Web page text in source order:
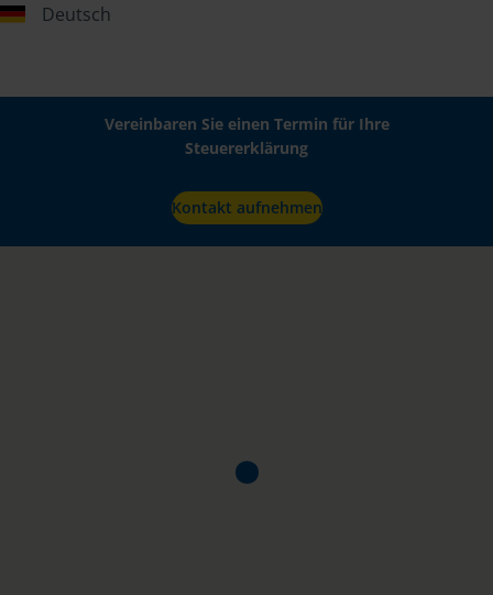
Deutsch
Vereinbaren Sie einen Termin für Ihre
Steuererklärung
Kontakt aufnehmen